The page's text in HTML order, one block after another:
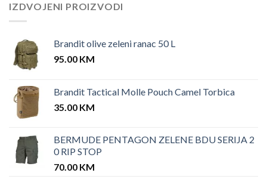
IZDVOJENI PROIZVODI
Brandit olive zeleni ranac 50 L
95.00 KM
Brandit Tactical Molle Pouch Camel Torbica
35.00 KM
BERMUDE PENTAGON ZELENE BDU SERIJA 2
0 RIP STOP
70.00 KM